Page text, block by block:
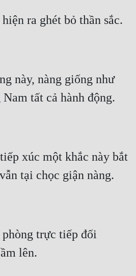
ra ghét bỏ thần sắc.
này, nàng giống như
tất cả hành động.
xúc một khắc này bắt
tại chọc giận nàng.
trực tiếp đối
lên.